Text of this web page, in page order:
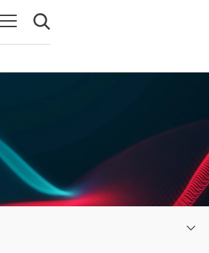
Abrir navegação
Abrir pesquisa